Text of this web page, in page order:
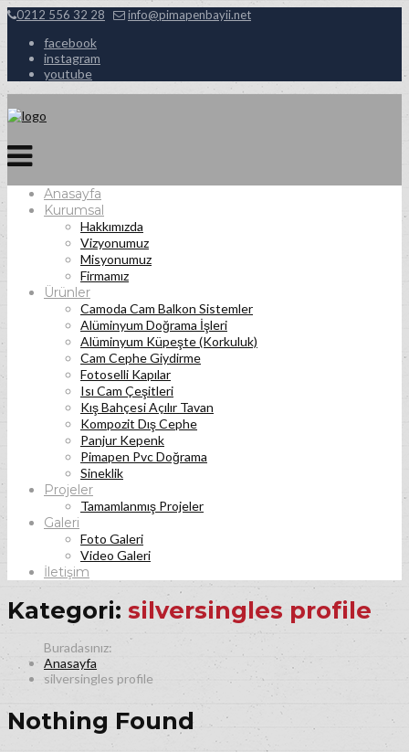
0212 556 32 28 info@pimapenbayii.net
facebook
instagram
youtube
Anasayfa
Kurumsal
Hakkımızda
Vizyonumuz
Misyonumuz
Firmamız
Ürünler
Camoda Cam Balkon Sistemler
Alüminyum Doğrama İşleri
Alüminyum Küpeşte (Korkuluk)
Cam Cephe Giydirme
Fotoselli Kapılar
Isı Cam Çeşitleri
Kış Bahçesi Açılır Tavan
Kompozit Dış Cephe
Panjur Kepenk
Pimapen Pvc Doğrama
Sineklik
Projeler
Tamamlanmış Projeler
Galeri
Foto Galeri
Video Galeri
İletişim
Kategori: silversingles profile
Anasayfa
silversingles profile
Nothing Found